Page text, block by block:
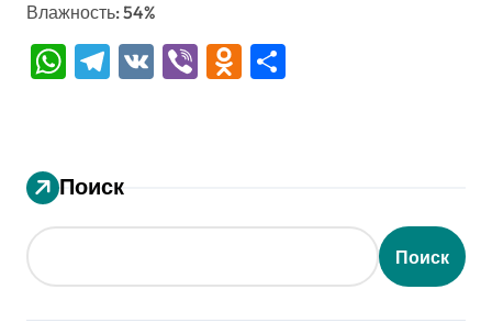
Влажность: 54%
WhatsApp
Telegram
VK ViberOdnoklassniki
Поиск
Поиск